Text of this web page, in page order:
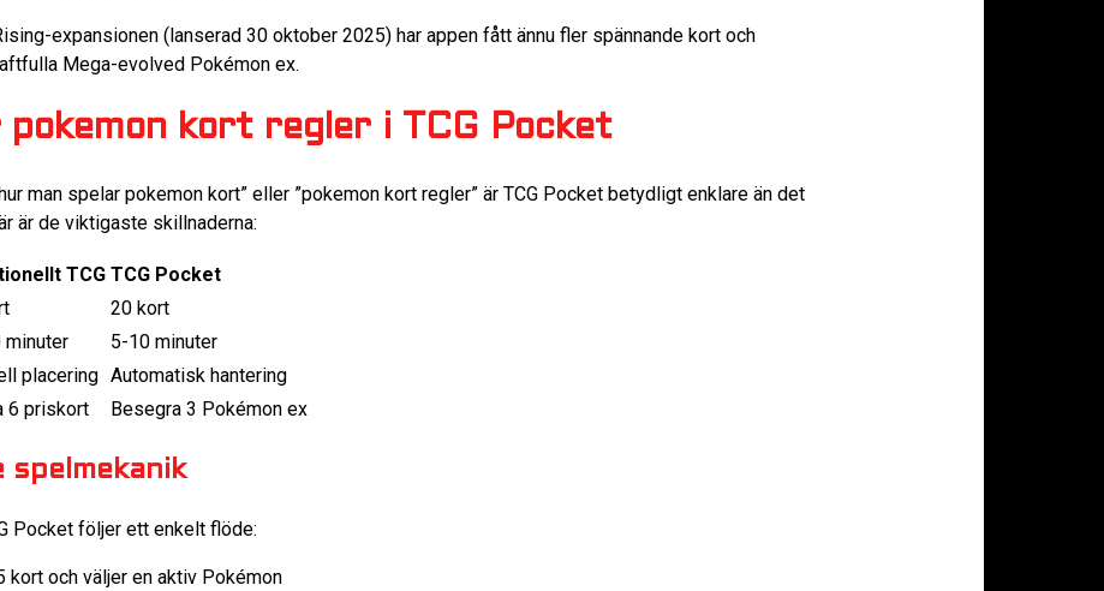
expansionen (lanserad 30 oktober 2025) har appen fått ännu fler spännande kort och
Mega-evolved Pokémon ex.
kort regler i TCG Pocket
man spelar pokemon kort” eller ”pokemon kort regler” är TCG Pocket betydligt enklare än det
är de viktigaste skillnaderna:
TCG TCG Pocket
20 kort
minuter
5-10 minuter
placering Automatisk hantering
6 priskort Besegra 3 Pokémon ex
spelmekanik
Pocket följer ett enkelt flöde:
kort och väljer en aktiv Pokémon